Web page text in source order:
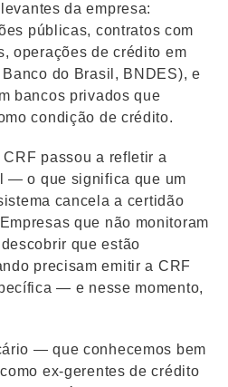
da empresa:
públicas, contratos com
operações de crédito em
do Brasil, BNDES), e
bancos privados que
condição de crédito.
passou a refletir a
— o que significa que um
cancela a certidão
que não monitoram
que estão
precisam emitir a CRF
— e nesse momento,
— que conhecemos bem
ex-gerentes de crédito